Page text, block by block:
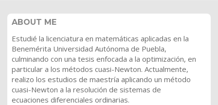
ABOUT ME
Estudié la licenciatura en matemáticas aplicadas en la
Benemérita Universidad Autónoma de Puebla,
culminando con una tesis enfocada a la optimización, en
particular a los métodos cuasi-Newton. Actualmente,
realizo los estudios de maestría aplicando un método
cuasi-Newton a la resolución de sistemas de
ecuaciones diferenciales ordinarias.